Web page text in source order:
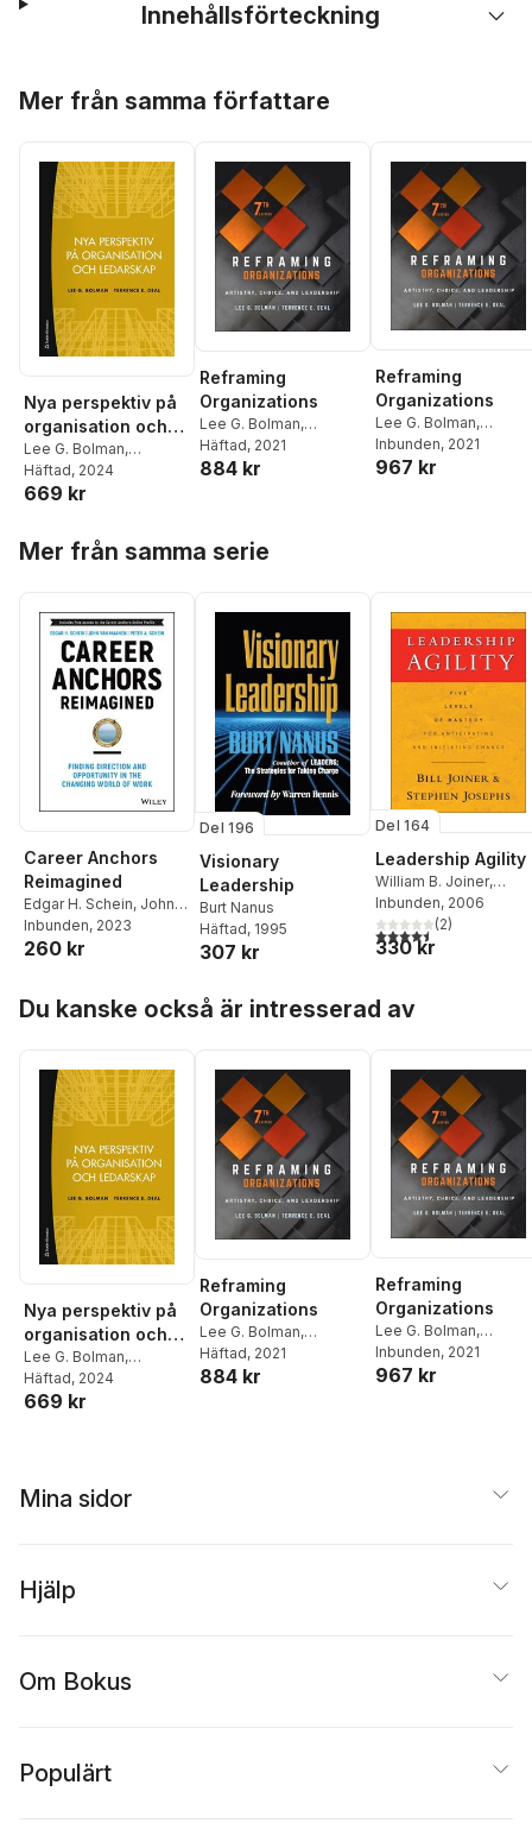
Innehållsförteckning
Mer från samma författare
Nya perspektiv på
organisation och
ledarskap
Lee G. Bolman,
Terrence E. Deal
Häftad, 2024
669 kr
Reframing
Organizations
Lee G. Bolman,
Terrence E. Deal
Häftad, 2021
884 kr
Reframing
Organizations
Lee G. Bolman,
Terrence E. Deal
Inbunden, 2021
967 kr
Mer från samma serie
Career Anchors
Reimagined
Edgar H. Schein, John
Van Maanen,Peter A.
Schein
Inbunden, 2023
260 kr
Del 196
Visionary
Leadership
Burt Nanus
Häftad, 1995
307 kr
Del 164
Leadership Agility
William B. Joiner,
Stephen A. Josephs
Inbunden, 2006
4,5utav 5 stjärnor.
(2)
330 kr
Du kanske också är intresserad av
Nya perspektiv på
organisation och
ledarskap
Lee G. Bolman,
Terrence E. Deal
Häftad, 2024
669 kr
Reframing
Organizations
Lee G. Bolman,
Terrence E. Deal
Häftad, 2021
884 kr
Reframing
Organizations
Lee G. Bolman,
Terrence E. Deal
Inbunden, 2021
967 kr
Mina sidor
Hjälp
Om Bokus
Populärt